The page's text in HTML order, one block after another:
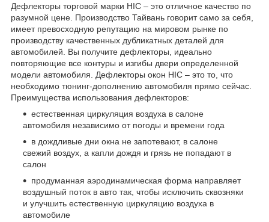
Дефлекторы торговой марки HIC – это отличное качество по
разумной цене. Производство Тайвань говорит само за себя,
имеет превосходную репутацию на мировом рынке по
производству качественных дубликатных деталей для
автомобилей. Вы получите дефлекторы, идеально
повторяющие все контуры и изгибы двери определенной
модели автомобиля. Дефлекторы окон HIC – это то, что
необходимо тюнинг-дополнению автомобиля прямо сейчас.
Преимущества использования дефлекторов:
естественная циркуляция воздуха в салоне
автомобиля независимо от погоды и времени года
в дождливые дни окна не запотевают, в салоне
свежий воздух, а капли дождя и грязь не попадают в
салон
продуманная аэродинамическая форма направляет
воздушный поток в авто так, чтобы исключить сквозняки
и улучшить естественную циркуляцию воздуха в
автомобиле